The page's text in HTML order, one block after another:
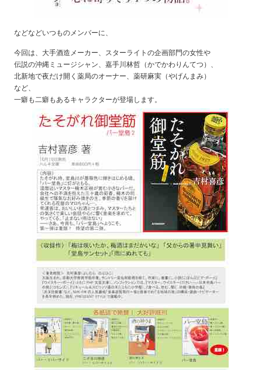
などなどいつものメンバーに、
今回は、大手酒造メーカー、スターライトの企画部門の女性や
伝説の沖縄ミュージシャン、嘉手川林哲（かでかわりんてつ）、
北新地で夜だけ開く薬局のオーナー、薬研麻実（やげんまみ）
など、
一癖も二癖もあるキャラクターが登場します。